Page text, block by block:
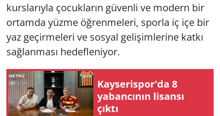
kurslarıyla çocukların güvenli ve modern bir
ortamda yüzme öğrenmeleri, sporla iç içe bir
yaz geçirmeleri ve sosyal gelişimlerine katkı
sağlanması hedefleniyor.
Kayserispor'da 8
yabancının lisansı
çıktı